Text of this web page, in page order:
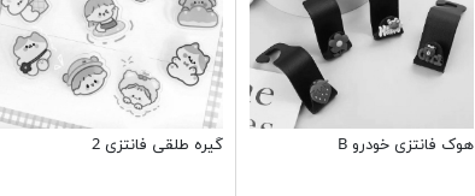
هوک فانتزی خودرو B گیره طلقی فانتزی 2